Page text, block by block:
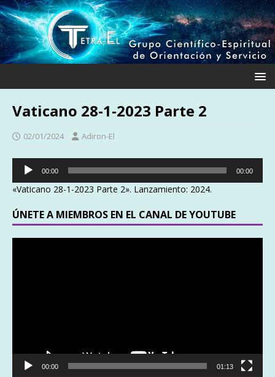
Vaticano 28-1-2023 Parte 2
02/01/2024 Adiron-El
Reproductor
audio
00:00 00:00
«Vaticano 28-1-2023 Parte 2». Lanzamiento: 2024.
ÚNETE A MIEMBROS EN EL CANAL DE YOUTUBE
00:00 01:13